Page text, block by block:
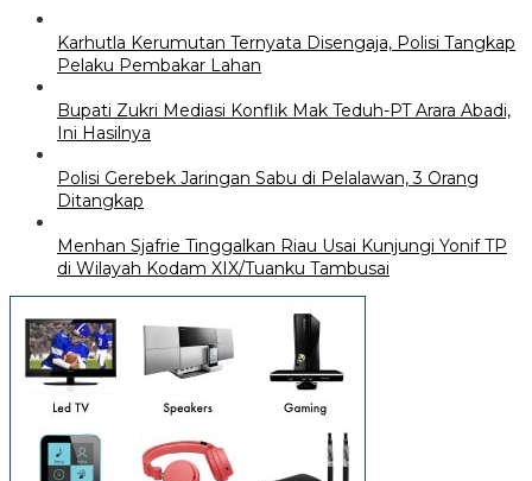
Karhutla Kerumutan Ternyata Disengaja, Polisi Tangkap
Pelaku Pembakar Lahan
Bupati Zukri Mediasi Konflik Mak Teduh-PT Arara Abadi,
Ini Hasilnya
Polisi Gerebek Jaringan Sabu di Pelalawan, 3 Orang
Ditangkap
Menhan Sjafrie Tinggalkan Riau Usai Kunjungi Yonif TP
di Wilayah Kodam XIX/Tuanku Tambusai